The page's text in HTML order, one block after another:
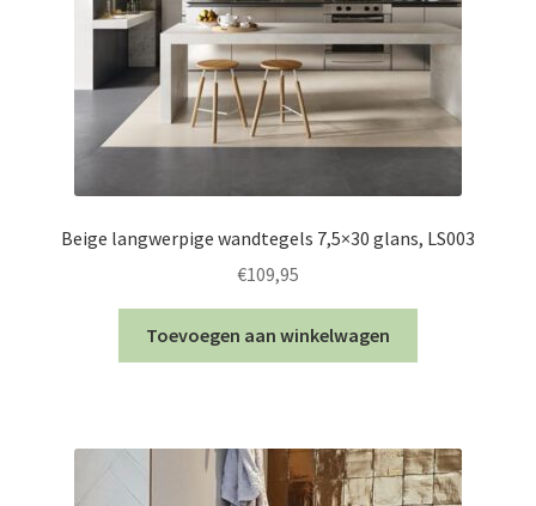
Beige langwerpige wandtegels 7,5×30 glans, LS003
€109,95
Toevoegen aan winkelwagen